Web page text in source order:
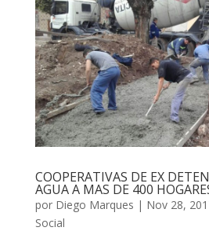
COOPERATIVAS DE EX
AGUA A MAS DE 400
por Diego Marques | Nov 28,
Social